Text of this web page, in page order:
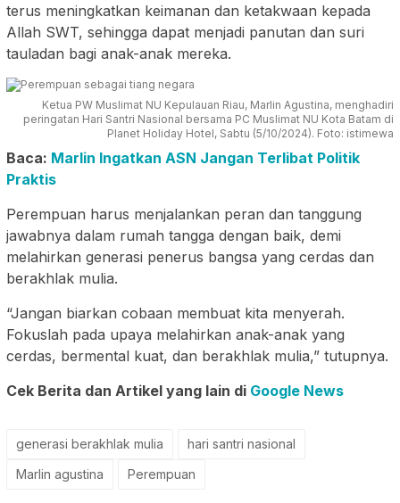
terus meningkatkan keimanan dan ketakwaan kepada
Allah SWT, sehingga dapat menjadi panutan dan suri
tauladan bagi anak-anak mereka.
Ketua PW Muslimat NU Kepulauan Riau, Marlin Agustina, menghadiri
peringatan Hari Santri Nasional bersama PC Muslimat NU Kota Batam di
Planet Holiday Hotel, Sabtu (5/10/2024). Foto: istimewa
Baca: Marlin Ingatkan ASN Jangan Terlibat Politik
Praktis
Perempuan harus menjalankan peran dan tanggung
jawabnya dalam rumah tangga dengan baik, demi
melahirkan generasi penerus bangsa yang cerdas dan
berakhlak mulia.
“Jangan biarkan cobaan membuat kita menyerah.
Fokuslah pada upaya melahirkan anak-anak yang
cerdas, bermental kuat, dan berakhlak mulia,” tutupnya.
Cek Berita dan Artikel yang lain di Google News
generasi berakhlak mulia
hari santri nasional
Marlin agustina
Perempuan